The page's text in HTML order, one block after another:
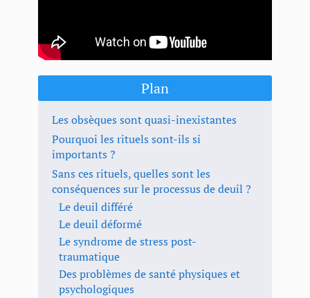
​Plan
Les obsèques sont quasi-inexistantes
​Pourquoi les rituels sont-ils si
importants ?
​Sans ces rituels, quelles sont les
conséquences sur le processus de deuil ?
Le deuil différé
Le deuil déformé
Le syndrome de stress post-
traumatique
Des problèmes de santé physiques et
psychologiques